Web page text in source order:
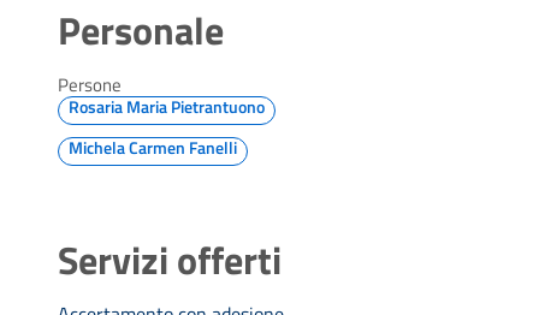
Personale
Persone
Rosaria Maria Pietrantuono
Michela Carmen Fanelli
Servizi offerti